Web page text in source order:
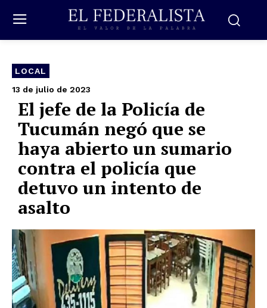
LOCAL
13 de julio de 2023
El jefe de la Policía de
Tucumán negó que se
haya abierto un sumario
contra el policía que
detuvo un intento de
asalto